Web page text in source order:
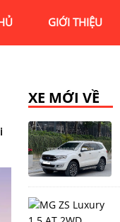
GIỚI THIỆU
XE MỚI VỀ